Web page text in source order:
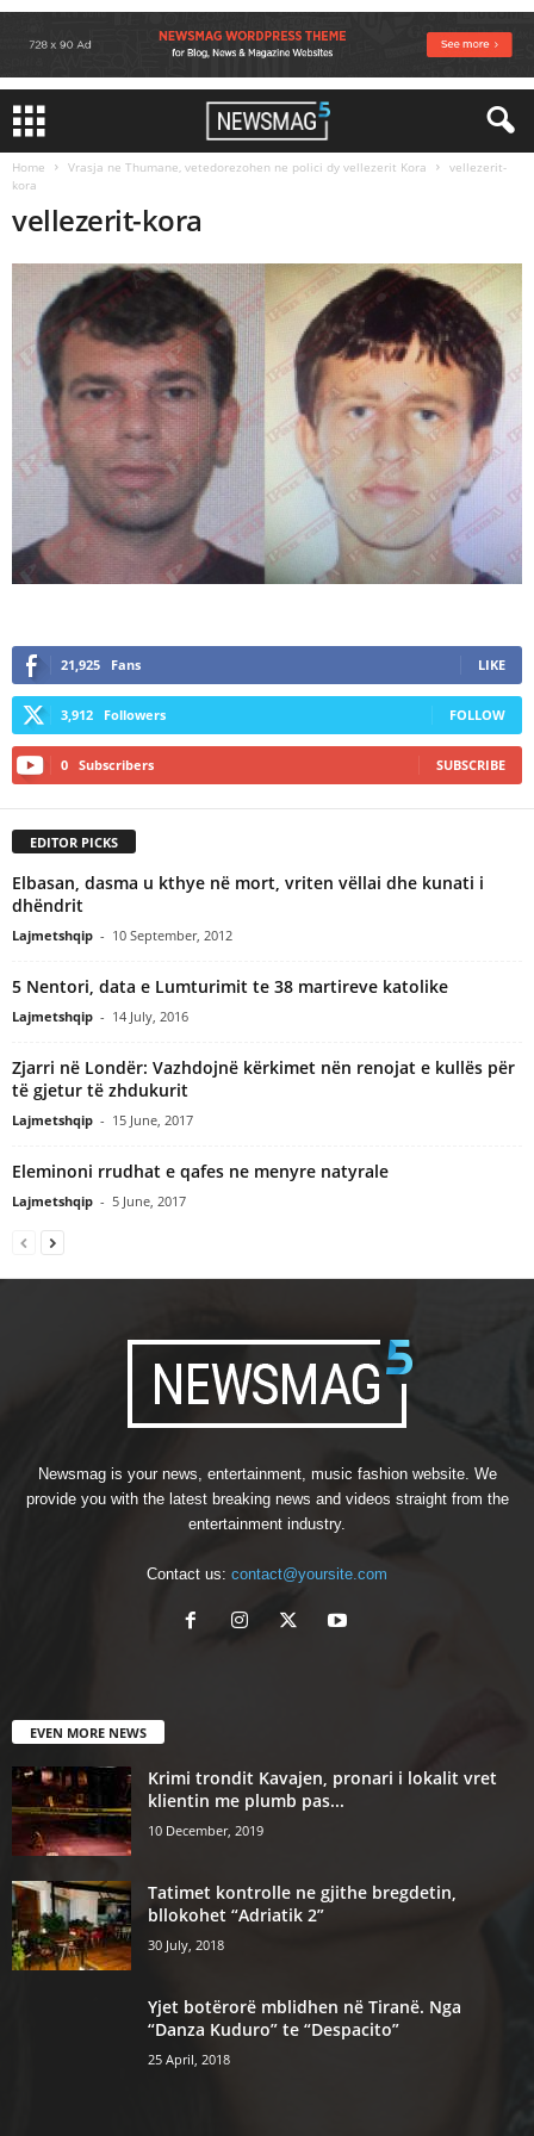
Home Vrasja ne Thumane, vetedorezohen ne polici dy vellezerit Kora
vellezerit-
kora
vellezerit-kora
21,925 Fans LIKE
3,912 Followers FOLLOW
0 Subscribers SUBSCRIBE
EDITOR PICKS
Elbasan, dasma u kthye në mort, vriten vëllai dhe kunati i
dhëndrit
Lajmetshqip - 10 September, 2012
5 Nentori, data e Lumturimit te 38 martireve katolike
Lajmetshqip - 14 July, 2016
Zjarri në Londër: Vazhdojnë kërkimet nën renojat e kullës për
të gjetur të zhdukurit
Lajmetshqip - 15 June, 2017
Eleminoni rrudhat e qafes ne menyre natyrale
Lajmetshqip - 5 June, 2017
Newsmag is your news, entertainment, music fashion website. We
provide you with the latest breaking news and videos straight from the
entertainment industry.
Contact us: contact@yoursite.com
EVEN MORE NEWS
Krimi trondit Kavajen, pronari i lokalit vret
klientin me plumb pas...
10 December, 2019
Tatimet kontrolle ne gjithe bregdetin,
bllokohet “Adriatik 2”
30 July, 2018
Yjet botërorë mblidhen në Tiranë. Nga
“Danza Kuduro” te “Despacito”
25 April, 2018